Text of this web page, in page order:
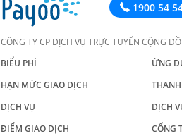
1900 54
CÔNG TY CP DỊCH VỤ TRỰC TUYẾN CỘNG
BIỂU PHÍ
HẠN MỨC GIAO DỊCH
DỊCH VỤ
ĐIỂM GIAO DỊCH
ỨNG
DỊCH
CỔNG